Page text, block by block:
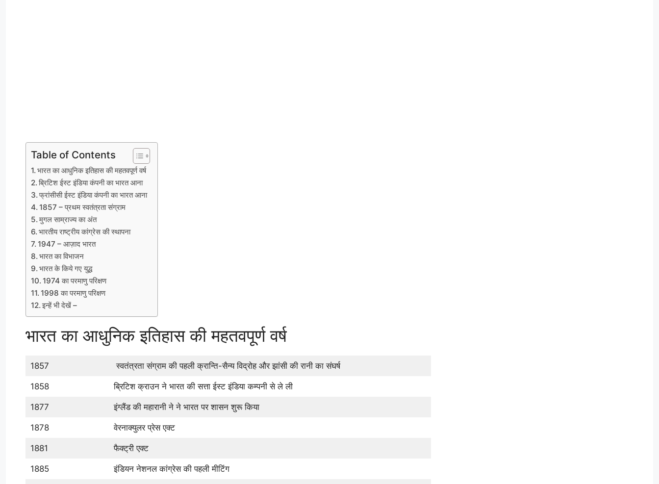
Table of Contents
भारत का आधुनिक इतिहास की महतवपूर्ण वर्ष
ब्रिटिश ईस्ट इंडिया कंपनी का भारत आना
फ्रांसीसी ईस्ट इंडिया कंपनी का भारत आना
1857 – प्रथम स्वतंत्रता संग्राम
मुगल साम्राज्य का अंत
भारतीय राष्ट्रीय कांग्रेस की स्थापना
1947 – आज़ाद भारत
भारत का विभाजन
भारत के किये गए युद्ध
1974 का परमाणु परिक्षण
1998 का परमाणु परिक्षण
इन्हें भी देखें –
भारत का आधुनिक इतिहास की महतवपूर्ण वर्ष
1857 स्वतंत्रता संग्राम की पहली क्रान्ति-सैन्य विद्रोह और झांसी की रानी का संघर्ष
1858 ब्रिटिश क्राउन ने भारत की सत्ता ईस्ट इंडिया कम्पनी से ले ली
1877 इंग्लैंड की महारानी ने ने भारत पर शासन शुरू किया
1878 वेरनाक्युलर प्रेस एक्ट
1881 फैक्ट्री एक्ट
1885 इंडियन नेशनल कांग्रेस की पहली मीटिंग